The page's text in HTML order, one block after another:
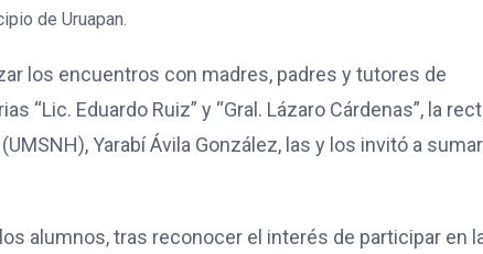
de Uruapan.
los encuentros con madres, padres y tutores de
Eduardo Ruiz” y “Gral. Lázaro Cárdenas”, la
Yarabí Ávila González, las y los invitó a
alumnos, tras reconocer el interés de participar en